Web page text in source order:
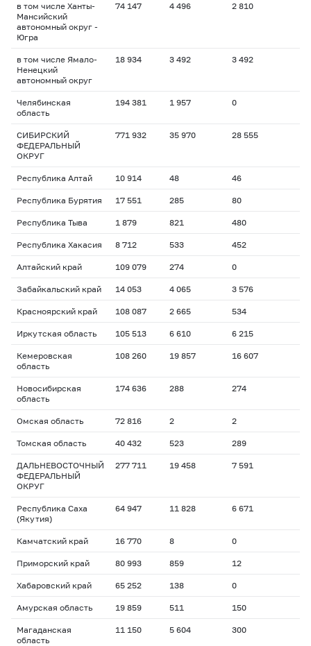
в том числе Ханты-
Мансийский
автономный округ -
Югра
74 147 4 496 2 810
в том числе Ямало-
Ненецкий
автономный округ
18 934 3 492 3 492
Челябинская
область
194 381 1 957 0
СИБИРСКИЙ
ФЕДЕРАЛЬНЫЙ
ОКРУГ
771 932 35 970 28 555
Республика Алтай 10 914 48 46
Республика Бурятия 17 551 285 80
Республика Тыва 1 879 821 480
Республика Хакасия 8 712 533 452
Алтайский край 109 079 274 0
Забайкальский край 14 053 4 065 3 576
Красноярский край 108 087 2 665 534
Иркутская область 105 513 6 610 6 215
Кемеровская
область
108 260 19 857 16 607
Новосибирская
область
174 636 288 274
Омская область 72 816 2 2
Томская область 40 432 523 289
ДАЛЬНЕВОСТОЧНЫЙ
ФЕДЕРАЛЬНЫЙ
ОКРУГ
277 711 19 458 7 591
Республика Саха
(Якутия)
64 947 11 828 6 671
Камчатский край 16 770 8 0
Приморский край 80 993 859 12
Хабаровский край 65 252 138 0
Амурская область 19 859 511 150
Магаданская
область
11 150 5 604 300